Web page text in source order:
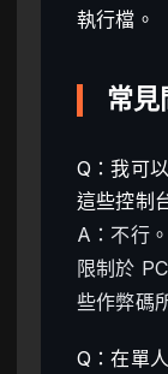
執行檔。
常見
Q：我可
這些控制
A：不行
限制於
些作弊碼
Q：在單